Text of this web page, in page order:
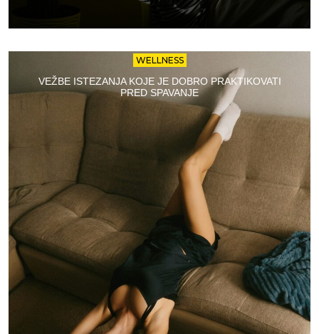
WELLNESS
VEŽBE ISTEZANJA KOJE JE DOBRO PRAKTIKOVATI
PRED SPAVANJE